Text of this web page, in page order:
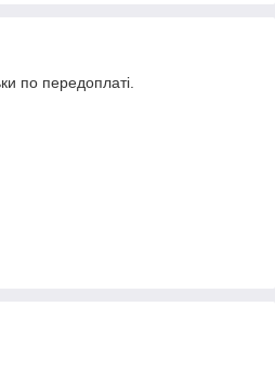
по передоплаті.